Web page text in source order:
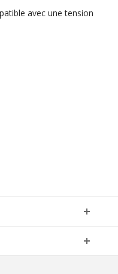
avec une tension